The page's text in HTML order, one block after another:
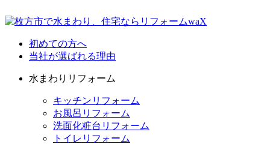
初めての方へ
当社が選ばれる理由
水まわりリフォーム
キッチンリフォーム
お風呂リフォーム
洗面化粧台リフォーム
トイレリフォーム